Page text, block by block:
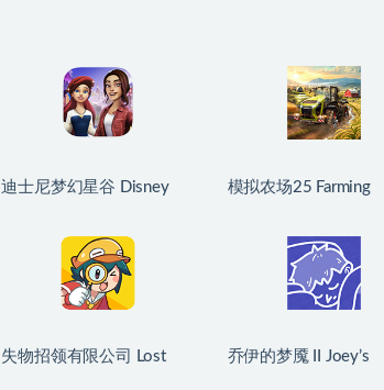
迪士尼梦幻星谷 Disney
模拟农场25 Farming
失物招领有限公司 Lost
乔伊的梦魇 II Joey’s